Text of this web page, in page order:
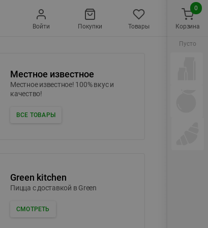
Войти Покупки Товары
Местное известное
Местное известное! 100% вкус и
качество!
ВСЕ ТОВАРЫ
Green kitchen
Пицца c доставкой в Green
СМОТРЕТЬ
Корзина
0
Пусто